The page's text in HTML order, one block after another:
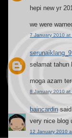
hepi new yr
we were
7 January 2010 at
selamat tahun
moga azam
8 January 2010 at
baincardin
very nice blog
12 January 2010